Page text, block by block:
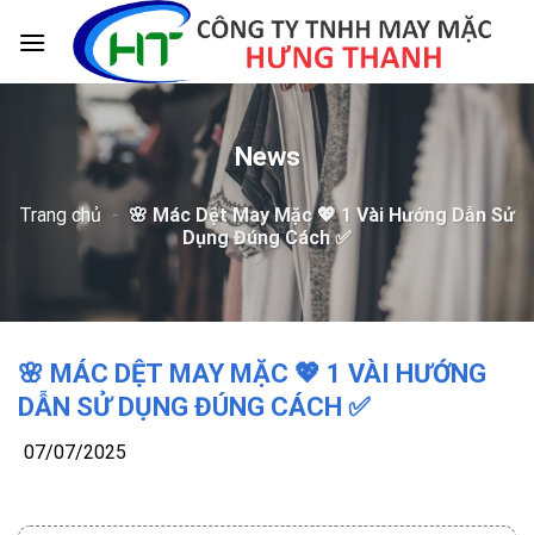
News
Trang chủ - 🌸 Mác Dệt May Mặc 💖 1 Vài Hướng Dẫn Sử
Dụng Đúng Cách ✅
🌸 MÁC DỆT MAY MẶC 💖 1 VÀI HƯỚNG
DẪN SỬ DỤNG ĐÚNG CÁCH ✅
07/07/2025